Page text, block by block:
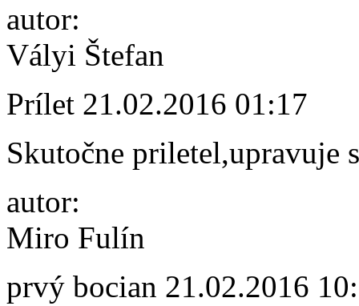
autor:
Vályi Štefan
Prílet 21.02.2016 01:17
Skutočne priletel,upravuje
autor:
Miro Fulín
prvý bocian 21.02.2016